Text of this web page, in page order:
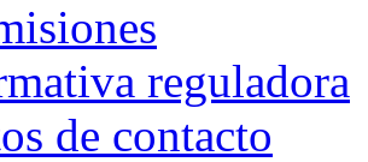
reguladora
de contacto